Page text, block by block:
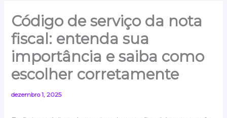
Código de serviço da nota
fiscal: entenda sua
importância e saiba como
escolher corretamente
dezembro 1, 2025